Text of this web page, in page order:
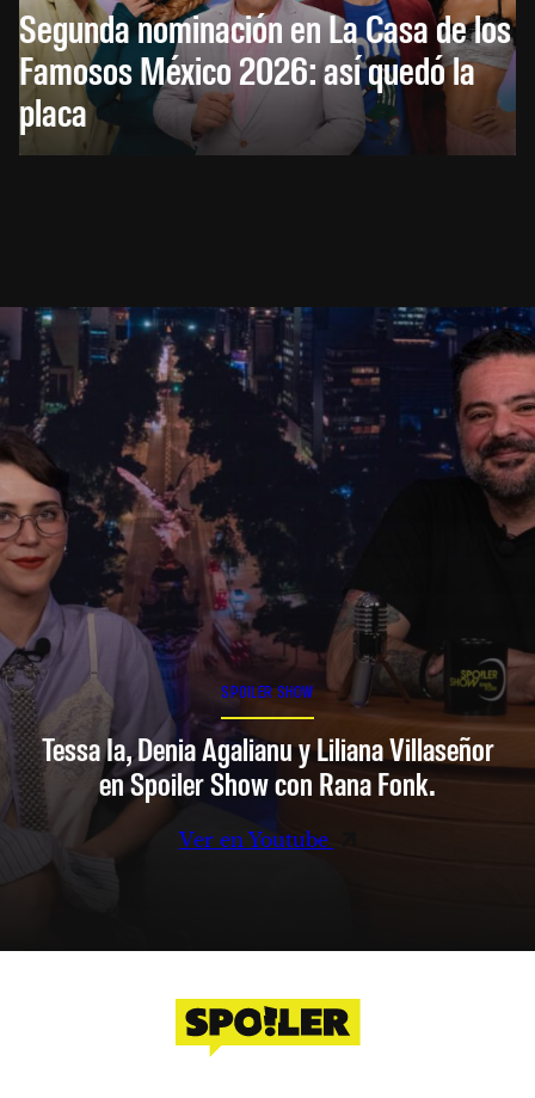
Segunda nominación en La Casa de los
Famosos México 2026: así quedó la
placa
SPOILER SHOW
Tessa Ia, Denia Agalianu y Liliana Villaseñor
en Spoiler Show con Rana Fonk.
Ver en Youtube